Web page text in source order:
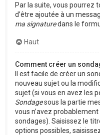
Par la suite, vous pourrez
d’être ajoutée à un
ma signaturedans le
Haut
Comment créer un
Il est facile de créer un
nouveau sujet ou la
sujet (si vous en avez les
Sondagesous la partie
vous n’avez
sondages). Saisissez le
options possibles,